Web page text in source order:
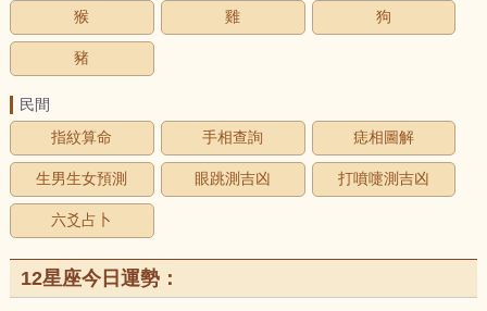
猴 雞 狗
豬
民間
指紋算命
手相查詢 痣相圖解
生男生女預測 眼跳測吉凶 打噴嚏測吉凶
六爻占卜
12星座今日運勢：